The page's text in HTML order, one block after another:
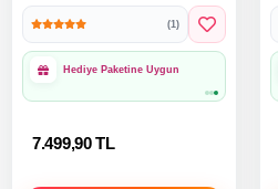
Çocuk Bisikleti
(1)
Hediye Paketine Uygun
7.499,90 TL